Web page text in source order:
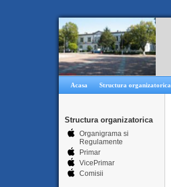
Acasa Structura organizatorica
Structura organizatorica
Organigrama si
Regulamente
Primar
VicePrimar
Comisii